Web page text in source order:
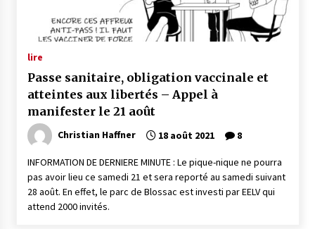
lire
Passe sanitaire, obligation vaccinale et
atteintes aux libertés – Appel à
manifester le 21 août
Christian Haffner 18 août 2021 8
INFORMATION DE DERNIERE MINUTE : Le pique-nique ne pourra
pas avoir lieu ce samedi 21 et sera reporté au samedi suivant
28 août. En effet, le parc de Blossac est investi par EELV qui
attend 2000 invités.